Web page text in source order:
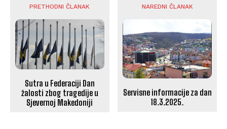
PRETHODNI ČLANAK
Sutra u Federaciji Dan
žalosti zbog tragedije u
Sjevernoj Makedoniji
NAREDNI ČLANAK
Servisne informacije za dan
18.3.2025.